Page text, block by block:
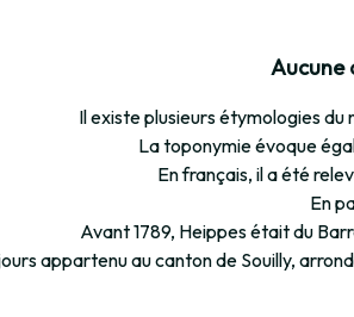
Aucune
Il existe plusieurs étymologies du
La toponymie évoque
En français, il a été
En
Avant 1789, Heippes était du
appartenu au canton de Souilly,